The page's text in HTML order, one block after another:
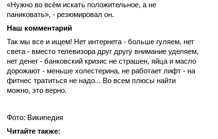
«Нужно во всём искать положительное, а не
паниковать», - резюмировал он.
Наш комментарий
Так мы все и ищем! Нет интернета - больше гуляем, нет
света - вместо телевизора друг другу внимание уделяем,
нет денег - банковский кризис не страшен, яйца и масло
дорожают - меньше холестерина, не работает лифт - на
фитнес тратиться не надо... Во всем плюсы найти
можно, это верно.
Фото: Википедия
Читайте также: